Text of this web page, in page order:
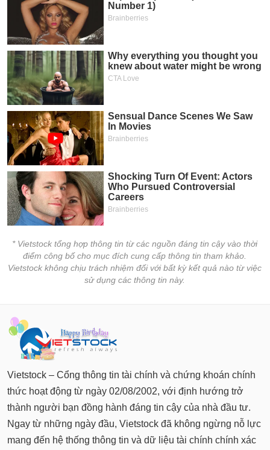
* Vietstock tổng hợp thông tin từ các nguồn đáng tin cậy vào thời
điểm công bố cho mục đích cung cấp thông tin tham khảo.
Vietstock không chịu trách nhiệm đối với bất kỳ kết quả nào từ việc
sử dụng các thông tin này.
Vietstock – Cổng thông tin tài chính và chứng khoán chính
thức hoạt động từ ngày 02/08/2002, với định hướng trở
thành người bạn đồng hành đáng tin cậy của nhà đầu tư.
Ngay từ những ngày đầu, Vietstock đã không ngừng nỗ lực
mang đến hệ thống thông tin và dữ liệu tài chính chính xác